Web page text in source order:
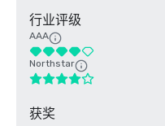
行业评级
AAA
Northstar
获奖